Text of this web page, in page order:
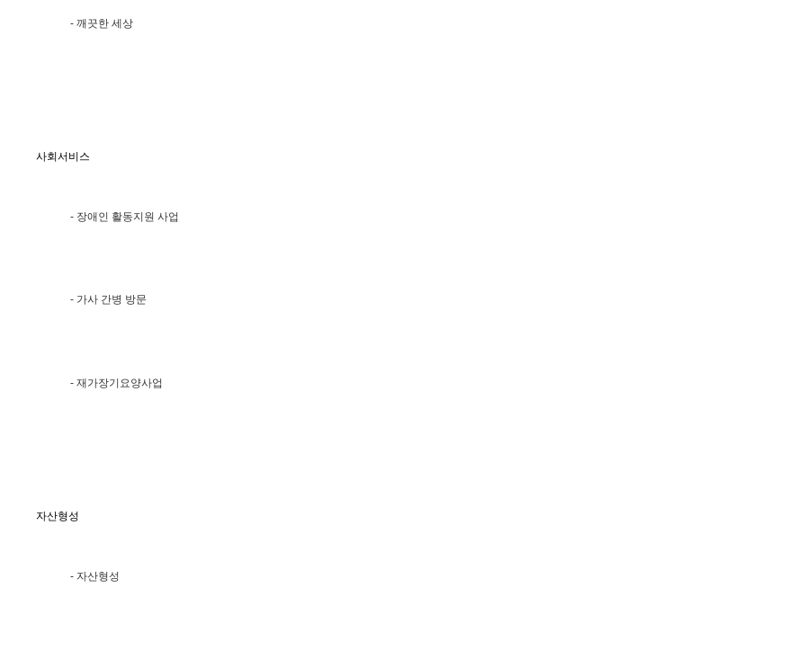
- 깨끗한 세상
사회서비스
- 장애인 활동지원 사업
- 가사 간병 방문
- 재가장기요양사업
자산형성
- 자산형성